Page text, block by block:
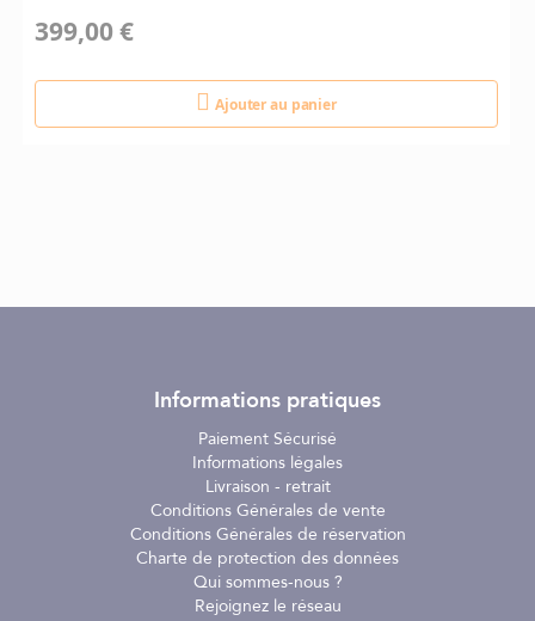
399,00 €
Ajouter au panier
Informations pratiques
Paiement Sécurisé
Informations légales
Livraison - retrait
Conditions Générales de vente
Conditions Générales de réservation
Charte de protection des données
Qui sommes-nous ?
Rejoignez le réseau